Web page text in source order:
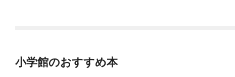
小学館のおすすめ本